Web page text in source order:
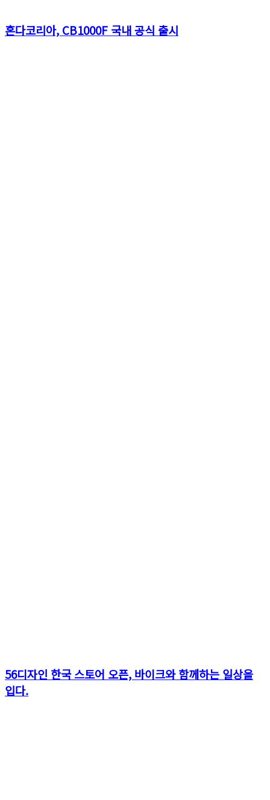
혼다코리아, CB1000F 국내 공식 출시
56디자인 한국 스토어 오픈, 바이크와 함께하는 일상을
입다.